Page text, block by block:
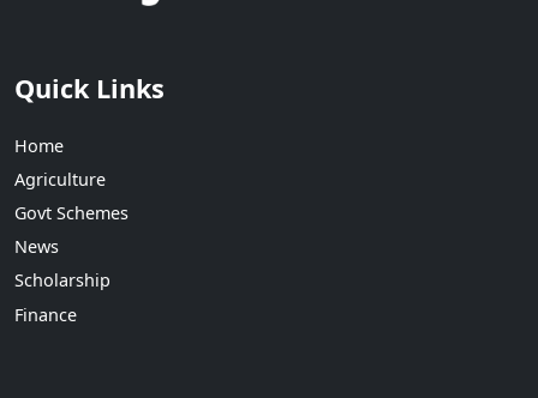
Quick Links
Home
Agriculture
Govt Schemes
News
Scholarship
Finance